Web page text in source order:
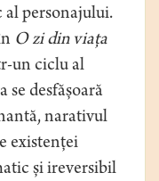
al personajului.
O zi din viața
un ciclu al
se desfășoară
narativul
existenței
și ireversibil